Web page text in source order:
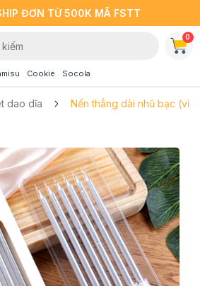
ĐƠN TỪ 500K MÃ FSTT
Cookie Socola
0
dao dĩa
Nến thẳng dài nhũ bạc (vỉ